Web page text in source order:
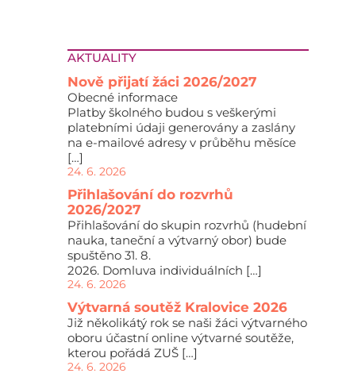
AKTUALITY
Nově přijatí žáci 2026/2027
Obecné informace
Platby školného budou s veškerými
platebními údaji generovány a zaslány
na e-mailové adresy v průběhu měsíce
[…]
24. 6. 2026
Přihlašování do rozvrhů
2026/2027
Přihlašování do skupin rozvrhů (hudební
nauka, taneční a výtvarný obor) bude
spuštěno 31. 8.
2026. Domluva individuálních […]
24. 6. 2026
Výtvarná soutěž Kralovice 2026
Již několikátý rok se naši žáci výtvarného
oboru účastní online výtvarné soutěže,
kterou pořádá ZUŠ […]
24. 6. 2026